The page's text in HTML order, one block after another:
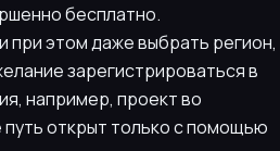
бесплатно.
этом даже выбрать регион,
зарегистрироваться в
например, проект во
открыт только с помощью